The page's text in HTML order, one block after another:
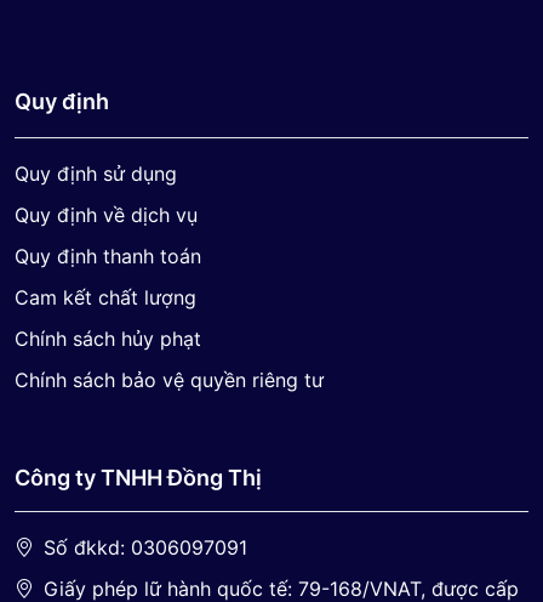
Quy định
Quy định sử dụng
Quy định về dịch vụ
Quy định thanh toán
Cam kết chất lượng
Chính sách hủy phạt
Chính sách bảo vệ quyền riêng tư
Công ty TNHH Đồng Thị
Số đkkd: 0306097091
Giấy phép lữ hành quốc tế: 79-168/VNAT, được cấp